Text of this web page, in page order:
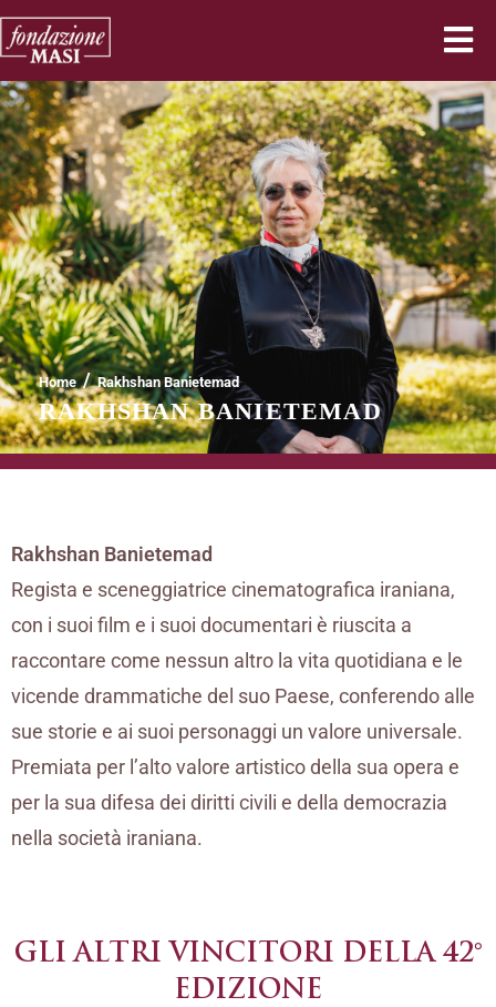
Home / Rakhshan Banietemad
RAKHSHAN BANIETEMAD
Rakhshan Banietemad
Regista e sceneggiatrice cinematografica iraniana,
con i suoi film e i suoi documentari è riuscita a
raccontare come nessun altro la vita quotidiana e le
vicende drammatiche del suo Paese, conferendo alle
sue storie e ai suoi personaggi un valore universale.
Premiata per l’alto valore artistico della sua opera e
per la sua difesa dei diritti civili e della democrazia
nella società iraniana.
GLI ALTRI VINCITORI DELLA 42°
EDIZIONE